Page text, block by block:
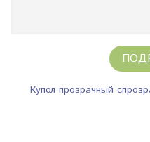
Купол прозрачный